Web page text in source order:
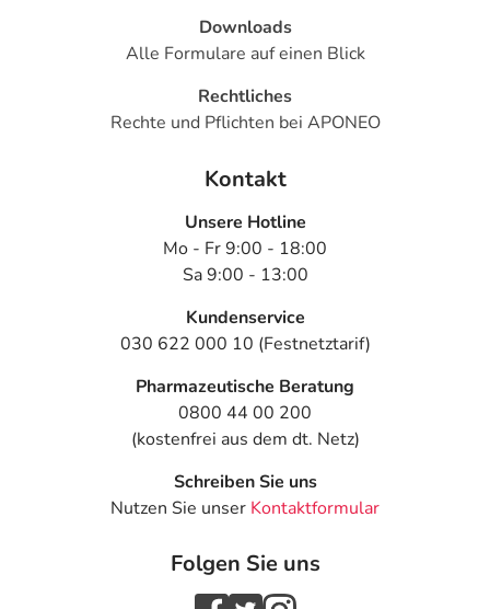
Downloads
Alle Formulare auf einen Blick
Rechtliches
Rechte und Pflichten bei APONEO
Kontakt
Unsere Hotline
Mo - Fr 9:00 - 18:00
Sa 9:00 - 13:00
Kundenservice
030 622 000 10 (Festnetztarif)
Pharmazeutische Beratung
0800 44 00 200
(kostenfrei aus dem dt. Netz)
Schreiben Sie uns
Nutzen Sie unser Kontaktformular
Folgen Sie uns